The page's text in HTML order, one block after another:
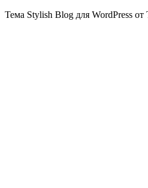
Тема Stylish Blog для WordPress от